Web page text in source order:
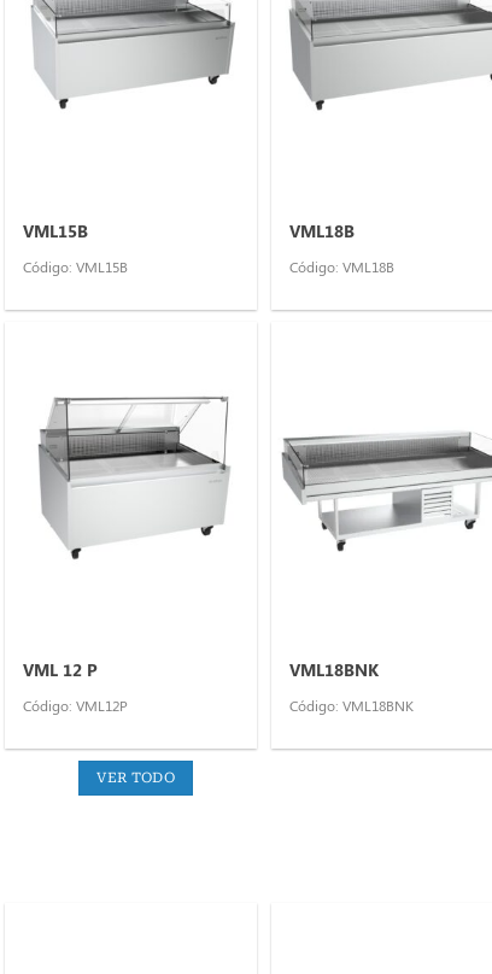
VML15B
Código: VML15B
VML18B
Código: VML18B
VML 12 P
Código: VML12P
VML18BNK
Código: VML18BNK
VER TODO